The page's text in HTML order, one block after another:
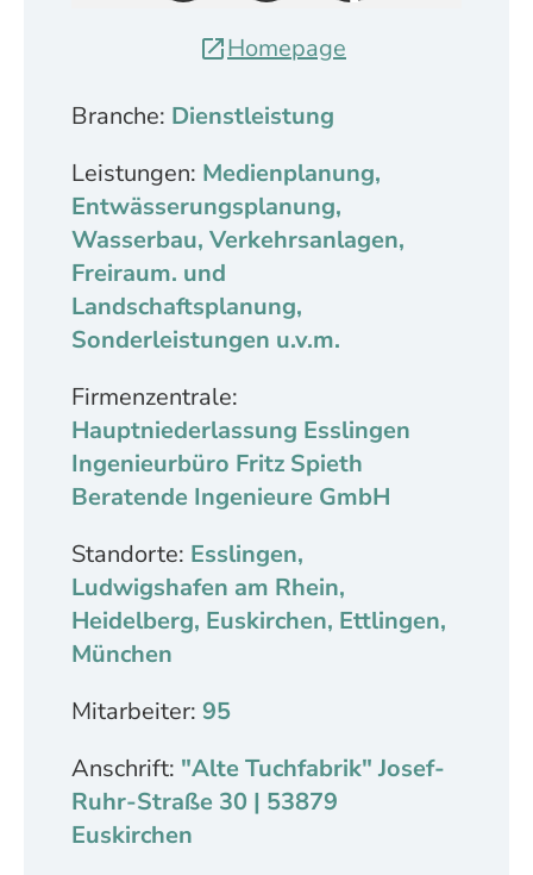
Homepage
Branche: Dienstleistung
Leistungen: Medienplanung,
Entwässerungsplanung,
Wasserbau, Verkehrsanlagen,
Freiraum. und
Landschaftsplanung,
Sonderleistungen u.v.m.
Firmenzentrale:
Hauptniederlassung Esslingen
Ingenieurbüro Fritz Spieth
Beratende Ingenieure GmbH
Standorte: Esslingen,
Ludwigshafen am Rhein,
Heidelberg, Euskirchen, Ettlingen,
München
Mitarbeiter: 95
Anschrift: "Alte Tuchfabrik" Josef-
Ruhr-Straße 30 | 53879
Euskirchen